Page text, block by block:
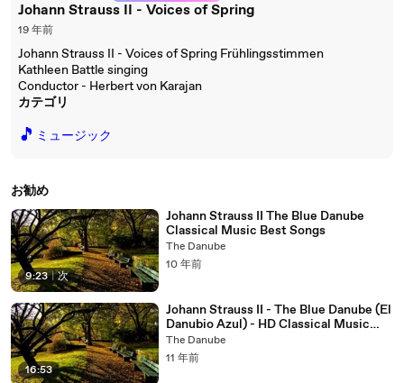
Johann Strauss II - Voices of Spring
19 年前
Johann Strauss II - Voices of Spring Frühlingsstimmen
Kathleen Battle singing
Conductor - Herbert von Karajan
カテゴリ
🎵 ミュージック
お勧め
9:23 | 次
Johann Strauss II The Blue Danube
Classical Music Best Songs
The Danube
10 年前
16:53
Johann Strauss II - The Blue Danube (El
Danubio Azul) - HD Classical Music
Best Songs
The Danube
11 年前